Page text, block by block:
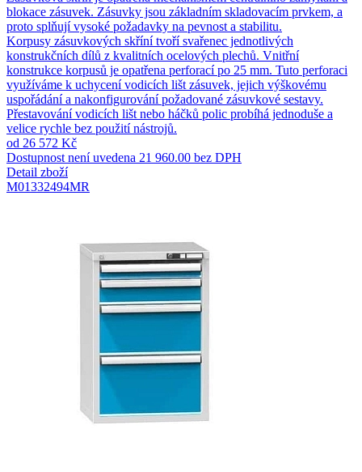
blokace zásuvek. Zásuvky jsou základním skladovacím prvkem, a
proto splňují vysoké požadavky na pevnost a stabilitu.
Korpusy zásuvkových skříní tvoří svařenec jednotlivých
konstrukčních dílů z kvalitních ocelových plechů. Vnitřní
konstrukce korpusů je opatřena perforací po 25 mm. Tuto perforaci
využíváme k uchycení vodicích lišt zásuvek, jejich výškovému
uspořádání a nakonfigurování požadované zásuvkové sestavy.
Přestavování vodicích lišt nebo háčků polic probíhá jednoduše a
velice rychle bez použití nástrojů.
od 26 572 Kč
Dostupnost není uvedena 21 960.00 bez DPH
Detail zboží
M01332494MR